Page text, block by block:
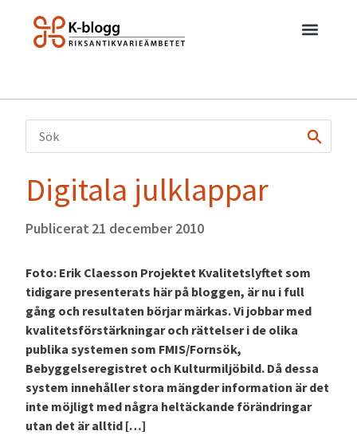
Digitala julklappar
Publicerat 21 december 2010
Foto: Erik Claesson Projektet Kvalitetslyftet som
tidigare presenterats här på bloggen, är nu i full
gång och resultaten börjar märkas. Vi jobbar med
kvalitetsförstärkningar och rättelser i de olika
publika systemen som FMIS/Fornsök,
Bebyggelseregistret och Kulturmiljöbild. Då dessa
system innehåller stora mängder information är det
inte möjligt med några heltäckande förändringar
utan det är alltid […]